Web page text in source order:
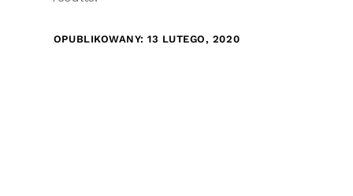
OPUBLIKOWANY: 13 LUTEGO, 2020